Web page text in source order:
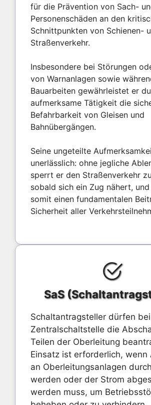
für die Prävention von Sach-
Personenschäden an den
Schnittpunkten von Schienen-
Straßenverkehr.
Insbesondere bei Störungen
von Warnanlagen sowie
Bauarbeiten gewährleistet er
aufmerksame Tätigkeit die
Befahrbarkeit von Gleisen und
Bahnübergängen.
Seine ungeteilte
unerlässlich: ohne jegliche
sperrt er den Straßenverkehr
sobald sich ein Zug nähert,
somit einen fundamentalen
Sicherheit aller
SaS
Schaltantragsteller dürfen
Zentralschaltstelle die
Teilen der Oberleitung
Einsatz ist erforderlich, wenn
an Oberleitungsanlagen
werden oder der Strom
werden muss, um